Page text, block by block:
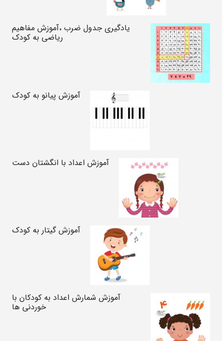
یادگیری جدول ضرب ،آموزش مفاهیم
ریاضی به کودک
آموزش پیانو به کودک
آموزش اعداد با انگشتان دست
آموزش گیتار به کودک
آموزش شمارش اعداد به کودکان با
خوردنی ها